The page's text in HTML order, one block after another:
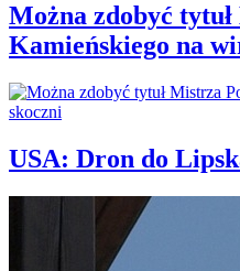
Można zdobyć
Kamieńskiego na
USA: Dron do